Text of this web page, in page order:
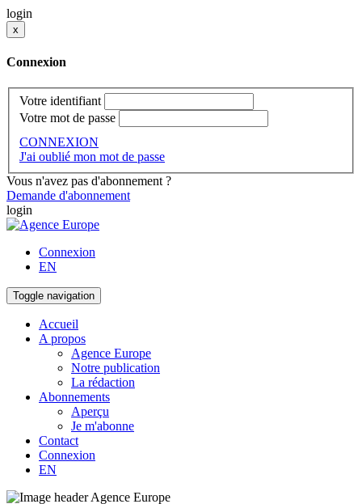
login
x
Connexion
Votre identifiant
Votre mot de passe
CONNEXION
J'ai oublié mon mot de passe
Vous n'avez pas d'abonnement ?
Demande d'abonnement
login
Connexion
EN
Toggle navigation
Accueil
A propos
Agence Europe
Notre publication
La rédaction
Abonnements
Aperçu
Je m'abonne
Contact
Connexion
EN